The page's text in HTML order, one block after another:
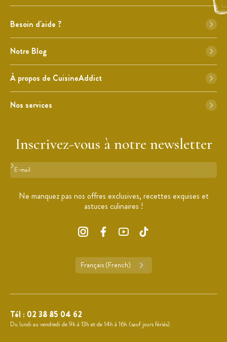
Besoin d'aide ?
Notre Blog
À propos de CuisineAddict
Nos services
Inscrivez-vous à notre newsletter
Format : adresse@email.com
Ne manquez pas nos offres exclusives, recettes exquises et
astuces culinaires !
Français (French)
Tél : 02 38 85 04 62
Du lundi au vendredi de 9h à 13h et de 14h à 16h (sauf jours fériés).